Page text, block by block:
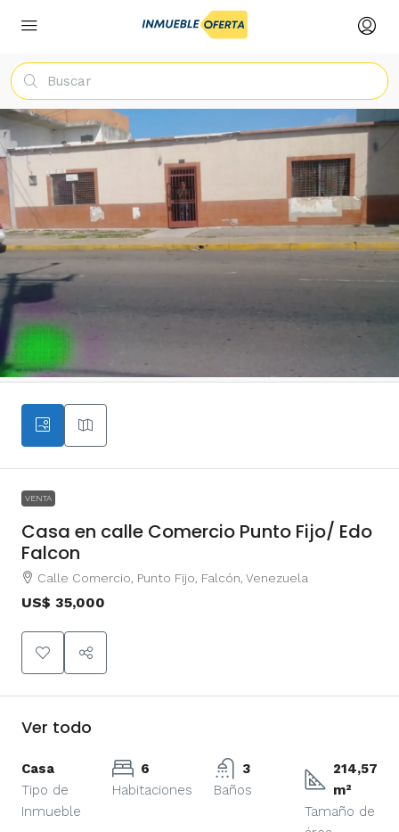
VENTA
Casa en calle Comercio Punto Fijo/ Edo
Falcon
Calle Comercio, Punto Fijo, Falcón, Venezuela
US$ 35,000
Ver todo
Casa
Tipo de
Inmueble
6
Habitaciones
3
Baños
214,57
m²
Tamaño de